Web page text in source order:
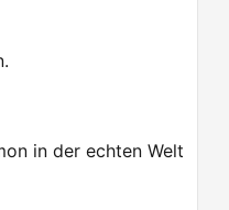
in der echten Welt